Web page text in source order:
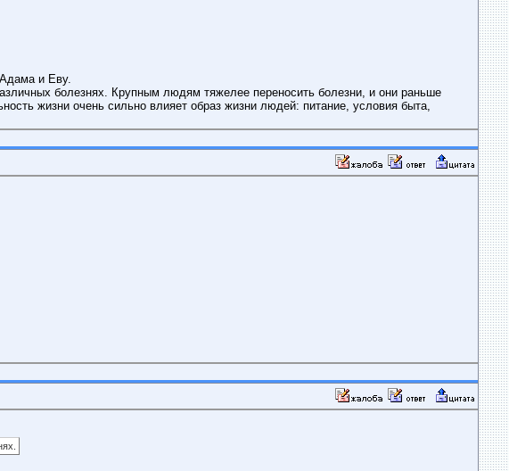
и Еву.
болезнях. Крупным людям тяжелее переносить болезни, и они раньше
жизни очень сильно влияет образ жизни людей: питание, условия быта,